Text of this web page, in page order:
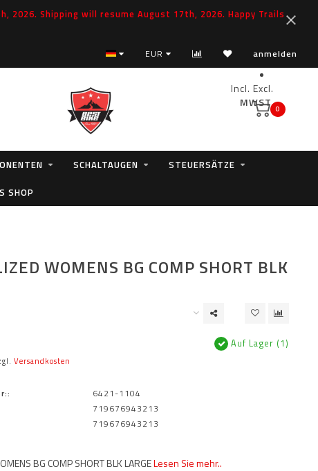
2026. Shipping will resume August 17th, 2026. Happy Trails
EUR anmelden
Incl. Excl.
MWST.0
SCHALTAUGEN
STEUERSÄTZE
SHOP
WOMENS BG COMP SHORT BLK
Versandkosten
Auf Lager (1)
6421-1104
719676943213
719676943213
BG COMP SHORT BLK LARGELesen Sie mehr..